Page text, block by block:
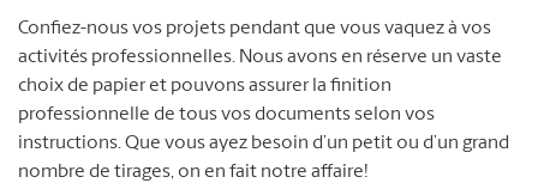
Confiez-nous vos projets pendant que vous vaquez à vos
activités professionnelles. Nous avons en réserve un vaste
choix de papier et pouvons assurer la finition
professionnelle de tous vos documents selon vos
instructions. Que vous ayez besoin d’un petit ou d’un grand
nombre de tirages, on en fait notre affaire!